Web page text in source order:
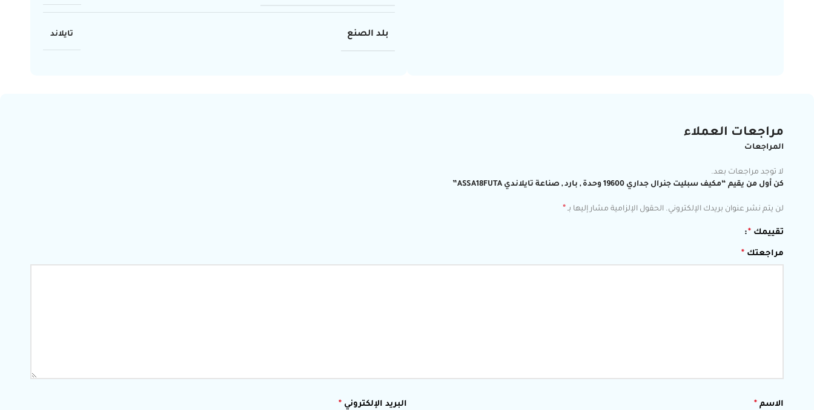
بلد الصنع تايلاند
مراجعات العملاء
المراجعات
لا توجد مراجعات بعد.
كن أول من يقيم “مكيف سبليت جنرال جداري 19600 وحدة , بارد , صناعة تايلاندي ASSA18FUTA”
لن يتم نشر عنوان بريدك الإلكتروني. الحقول الإلزامية مشار إليها بـ *
تقييمك *
مراجعتك *
الاسم * البريد الإلكتروني *